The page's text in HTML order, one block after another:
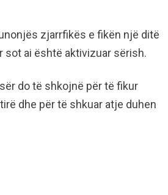
zjarrfikës e fikën një ditë
sot ai është aktivizuar sërish.
do të shkojnë për të fikur
dhe për të shkuar atje duhen